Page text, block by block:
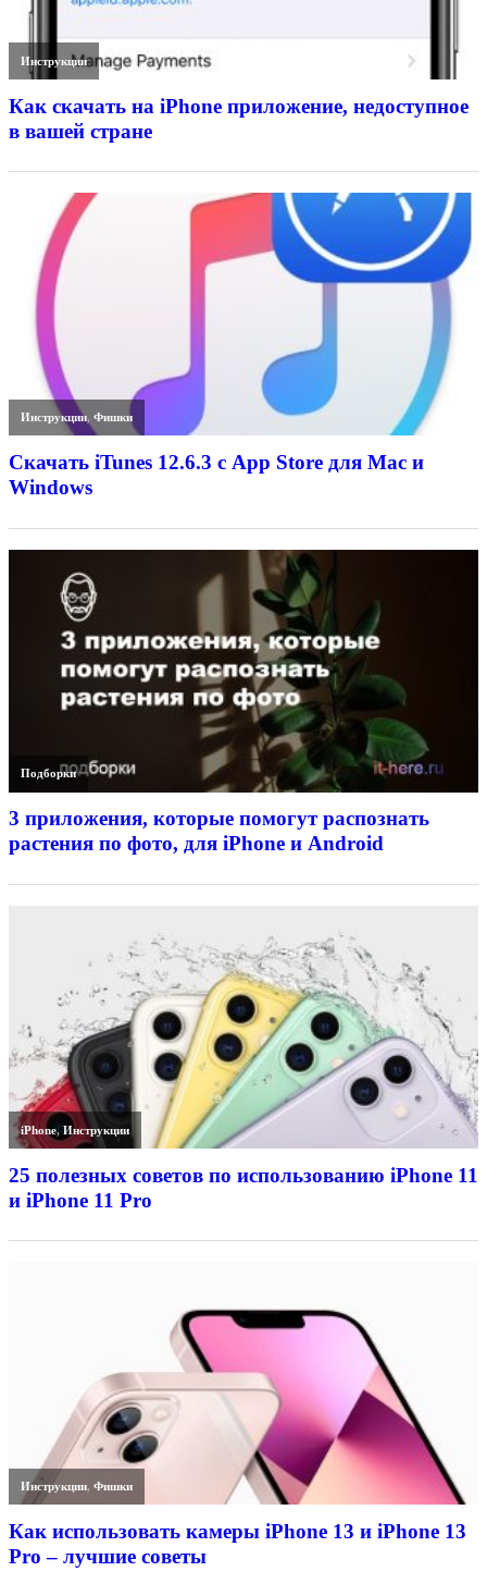
Инструкции
Как скачать на iPhone приложение, недоступное
в вашей стране
Инструкции,Фишки
Скачать iTunes 12.6.3 с App Store для Mac и
Windows
Подборки
3 приложения, которые помогут распознать
растения по фото, для iPhone и Android
iPhone,Инструкции
25 полезных советов по использованию iPhone 11
и iPhone 11 Pro
Инструкции,Фишки
Как использовать камеры iPhone 13 и iPhone 13
Pro – лучшие советы